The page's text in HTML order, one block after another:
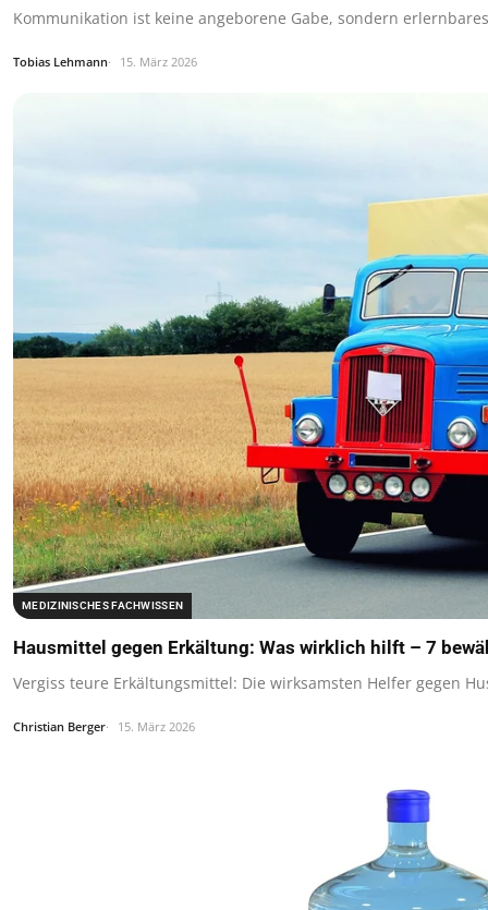
Kommunikation ist keine angeborene Gabe, sondern
Tobias Lehmann 15. März 2026
MEDIZINISCHES FACHWISSEN
Hausmittel gegen Erkältung: Was wirklich hilft – 7
Vergiss teure Erkältungsmittel: Die wirksamsten Helfer gegen
Christian Berger 15. März 2026